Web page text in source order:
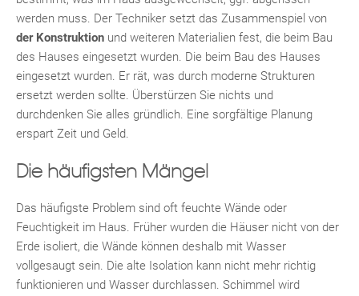
Fac Inst Twi Pint Link Wh
werden muss. Der Techniker setzt das Zusammenspiel von
der Konstruktion und weiteren Materialien fest, die beim Bau
des Hauses eingesetzt wurden. Die beim Bau des Hauses
eingesetzt wurden. Er rät, was durch moderne Strukturen
ersetzt werden sollte. Überstürzen Sie nichts und
durchdenken Sie alles gründlich. Eine sorgfältige Planung
erspart Zeit und Geld.
Die häufigsten Mängel
Das häufigste Problem sind oft feuchte Wände oder
Feuchtigkeit im Haus. Früher wurden die Häuser nicht von der
Erde isoliert, die Wände können deshalb mit Wasser
vollgesaugt sein. Die alte Isolation kann nicht mehr richtig
funktionieren und Wasser durchlassen. Schimmel wird